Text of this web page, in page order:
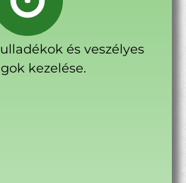
és veszélyes
kezelése.